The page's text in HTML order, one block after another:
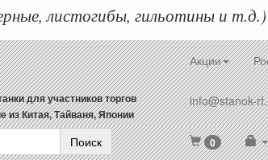
листогибы, гильотины и т.д.)
для участников торгов
из Китая, Тайваня, Японии
Поиск
Акции
info@stanok-
0